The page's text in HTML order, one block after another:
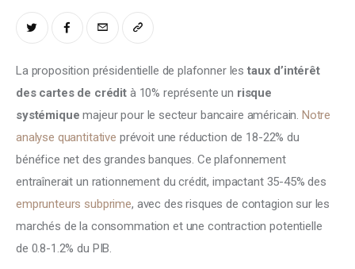
La proposition présidentielle de plafonner les taux d’intérêt
des cartes de crédit à 10% représente un risque
systémique majeur pour le secteur bancaire américain. Notre
analyse quantitative prévoit une réduction de 18-22% du
bénéfice net des grandes banques. Ce plafonnement
entraînerait un rationnement du crédit, impactant 35-45% des
emprunteurs subprime, avec des risques de contagion sur les
marchés de la consommation et une contraction potentielle
de 0.8-1.2% du PIB.